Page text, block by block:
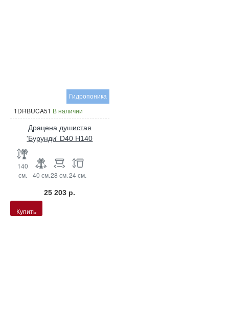
Гидропоника
1DRBUCA51 В наличии
Драцена душистая
'Бурунди' D40 H140
140
см.
40 см.28 см.24 см.
25 203 р.
Купить